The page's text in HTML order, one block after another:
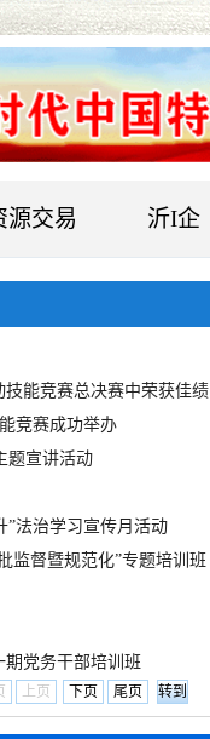
源交易 沂I企
能竞赛总决赛中荣获佳绩
竞赛成功举办
题宣讲活动
”法治学习宣传月活动
督暨规范化”专题培训班
期党务干部培训班
上页 下页 尾页